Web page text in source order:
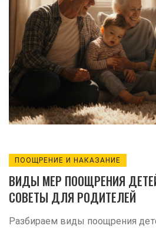
ПООЩРЕНИЕ И НАКАЗАНИЕ
ВИДЫ МЕР ПООЩРЕНИЯ
СОВЕТЫ ДЛЯ РОДИТЕЛЕЙ
Разбираем виды поощрения